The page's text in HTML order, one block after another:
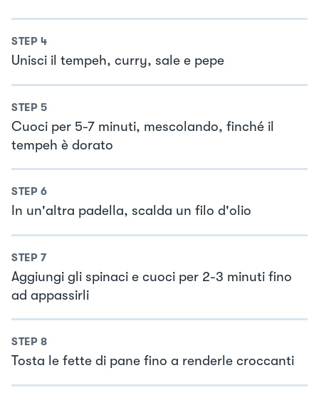
STEP 4
Unisci il tempeh, curry, sale e pepe
STEP 5
Cuoci per 5-7 minuti, mescolando, finché il
tempeh è dorato
STEP 6
In un'altra padella, scalda un filo d'olio
STEP 7
Aggiungi gli spinaci e cuoci per 2-3 minuti fino
ad appassirli
STEP 8
Tosta le fette di pane fino a renderle croccanti